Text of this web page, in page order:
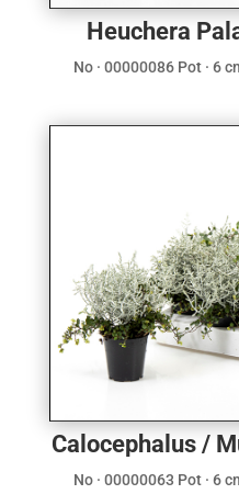
Heuchera
No · 00000086 Pot · 6
Calocephalus /
No · 00000063 Pot · 6